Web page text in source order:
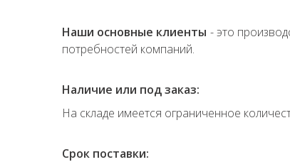
Наши основные клиенты - это
потребностей компаний.
Наличие или под заказ:
На складе имеется ограниченное
Срок поставки: